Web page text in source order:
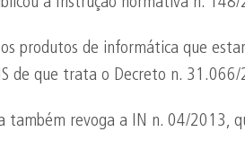
os produtos de informática que
de que trata o Decreto n. 31.066/
também revoga a IN n. 04/2013,